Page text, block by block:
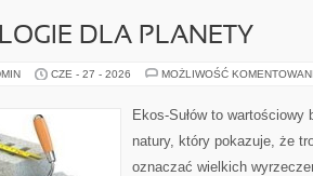
DLA PLANETY
CZE - 27 - 2026 MOŻLIWOŚĆ
Ekos-Sułów to
natury, który pokazuje, że
oznaczać wielkich